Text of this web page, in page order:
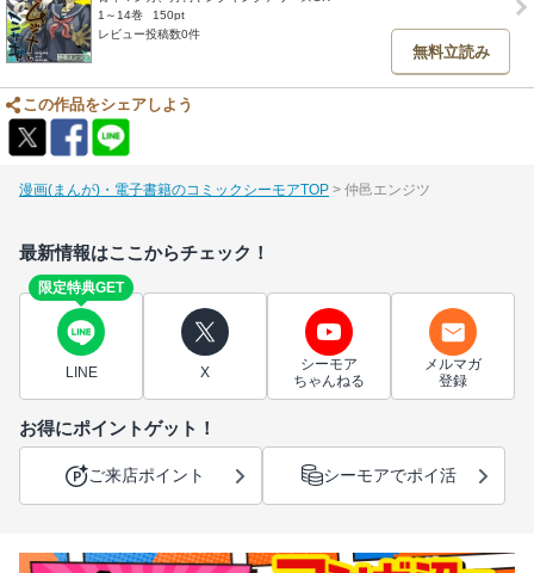
1～14巻
150pt
レビュー投稿数0件
無料立読み
この作品をシェアしよう
漫画(まんが)・電子書籍のコミックシーモアTOP 仲邑エンジツ
最新情報はここからチェック！
限定特典GET
LINE X
シーモア
ちゃんねる
メルマガ
登録
お得にポイントゲット！
ご来店ポイント シーモアでポイ活